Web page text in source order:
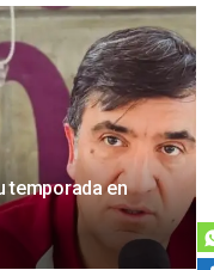
temporada en